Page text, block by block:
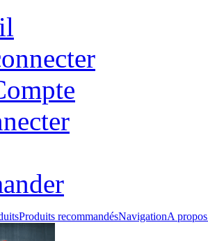
Produits recommandésNavigationA